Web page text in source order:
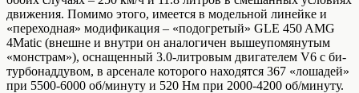
движения. Помимо этого, имеется в модельной линейке и
«переходная» модификация – «подогретый» GLE 450 AMG
4Matic (внешне и внутри он аналогичен вышеупомянутым
«монстрам»), оснащенный 3.0-литровым двигателем V6 с би-
турбонаддувом, в арсенале которого находятся 367 «лошадей»
при 5500-6000 об/минуту и 520 Нм при 2000-4200 об/минуту.